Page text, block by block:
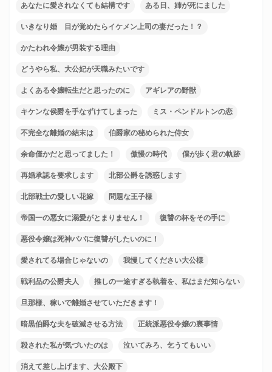
あなたに愛されなくても結構です ある日、姉が死にました
いきなり婚 目が覚めたらイケメン上司の妻だった！？
かたわれ令嬢が男装する理由
どうやら私、大公妃が天職みたいです
よくある令嬢転生だと思ったのに アギレアの野獣
キケンな侯爵を手なずけてしまった ミス・ペンドルトンの恋
不完全な離婚の結末は 伯爵家の秘められた侍女
余命僅かだと思ってました！ 傲慢の時代 僕が歩く君の軌跡
再婚承認を要求します 北部公爵を誘惑します
北部戦士の愛しい花嫁 問題な王子様
帝国一の悪女に溺愛がとまりません！ 復讐の杯をその手に
悪役令嬢は死神パパに復讐がしたいのに！
愛されてる場合じゃないの 我慢してください大公様
戦利品の公爵夫人 推しの一途すぎる執着を、私はまだ知らない
旦那様、稼いで離婚させていただきます！
暗黒伯爵な夫を破滅させる方法 正統派悪役令嬢の裏事情
殺された私が気づいたのは 泣いてみろ、乞うてもいい
消えて差し上げます、大公殿下